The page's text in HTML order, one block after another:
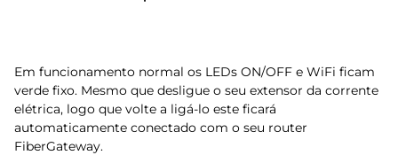
Em funcionamento normal os LEDs ON/OFF e WiFi ficam
verde fixo. Mesmo que desligue o seu extensor da corrente
elétrica, logo que volte a ligá-lo este ficará
automaticamente conectado com o seu router
FiberGateway.